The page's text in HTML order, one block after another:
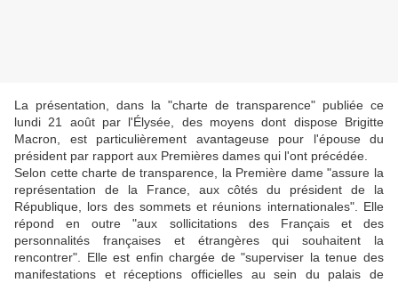
La présentation, dans la "charte de transparence" publiée ce
lundi 21 août par l'Élysée, des moyens dont dispose Brigitte
Macron, est particulièrement avantageuse pour l'épouse du
président par rapport aux Premières dames qui l'ont précédée.
Selon cette charte de transparence, la Première dame "assure la
représentation de la France, aux côtés du président de la
République, lors des sommets et réunions internationales". Elle
répond en outre "aux sollicitations des Français et des
personnalités françaises et étrangères qui souhaitent la
rencontrer". Elle est enfin chargée de "superviser la tenue des
manifestations et réceptions officielles au sein du palais de